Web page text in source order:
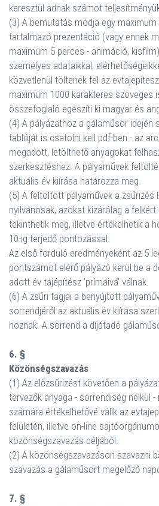
keresztül adnak számot
(3) A bemutatás módja egy
tartalmazó prezentáció (vagy ennek
maximum 5 perces - animáció,
személyes adataikkal,
közvetlenül töltenek fel az
maximum 1000 karakteres szöveges
összefoglaló egészíti ki magyar és
(4) A pályázathoz a gálaműsor idején
tablóját is csatolni kell pdf-ben - az
megadott, letölthető anyagokat
szerkesztéshez. A pályaművek
aktuális év kiírása határozza meg.
(5) A feltöltött pályaművek a zsűrizés
nyilvánosak, azokat kizárólag a
tekinthetik meg, illetve értékelhetik a
10-ig terjedő pontozással.
Az első forduló eredményeként az 5
pontszámot elérő pályázó kerül be a
adott év tájépítész ’prímáivá’ válnak.
(6) A zsűri tagjai a benyújtott
sorrendjéről az aktuális év kiírása
hoznak. A sorrend a díjátadó
6. §
Közönségszavazás
(1) Az előzsűrizést követően a
tervezők anyaga - sorrendiség nélkül
számára értékelhetővé válik az
felületén, illetve on-line
közönségszavazás céljából.
(2) A közönségszavazáson szavazni
szavazás a gálaműsort megelőző
7. §